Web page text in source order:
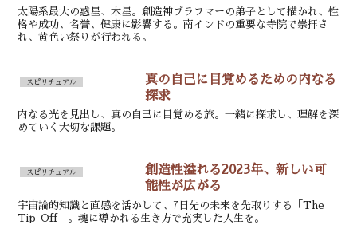
太陽系最大の惑星、木星。創造神ブラフマーの弟子として描かれ、性
格や成功、名誉、健康に影響する。南インドの重要な寺院で崇拝さ
れ、黄色い祭りが行われる。
スピリチュアル
真の自己に目覚めるための内なる
探求
内なる光を見出し、真の自己に目覚める旅。一緒に探求し、理解を深
めていく大切な課題。
スピリチュアル
創造性溢れる2023年、新しい可
能性が広がる
宇宙論的知識と直感を活かして、7日先の未来を先取りする「The
Tip-Off」。魂に導かれる生き方で充実した人生を。